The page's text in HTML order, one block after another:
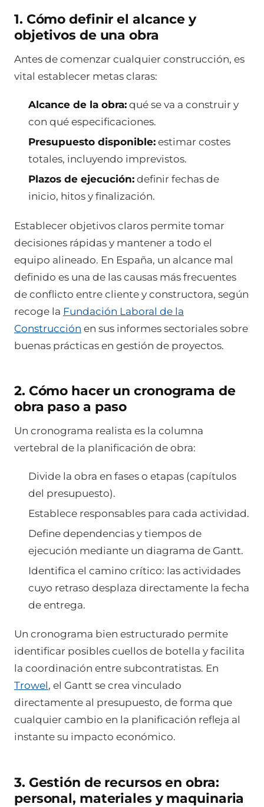
1. Cómo definir el alcance y
objetivos de una obra
Antes de comenzar cualquier construcción, es
vital establecer metas claras:
Alcance de la obra:qué se va a construir y
con qué especificaciones.
Presupuesto disponible:estimar costes
totales, incluyendo imprevistos.
Plazos de ejecución:definir fechas de
inicio, hitos y finalización.
Establecer objetivos claros permite tomar
decisiones rápidas y mantener a todo el
equipo alineado. En España, un alcance mal
definido es una de las causas más frecuentes
de conflicto entre cliente y constructora, según
recoge la Fundación Laboral de la
Construcción en sus informes sectoriales sobre
buenas prácticas en gestión de proyectos.
2. Cómo hacer un cronograma de
obra paso a paso
Un cronograma realista es la columna
vertebral de la planificación de obra:
Divide la obra en fases o etapas (capítulos
del presupuesto).
Establece responsables para cada actividad.
Define dependencias y tiempos de
ejecución mediante un diagrama de Gantt.
Identifica el camino crítico: las actividades
cuyo retraso desplaza directamente la fecha
de entrega.
Un cronograma bien estructurado permite
identificar posibles cuellos de botella y facilita
la coordinación entre subcontratistas. En
Trowel, el Gantt se crea vinculado
directamente al presupuesto, de forma que
cualquier cambio en la planificación refleja al
instante su impacto económico.
3. Gestión de recursos en obra:
personal, materiales y maquinaria